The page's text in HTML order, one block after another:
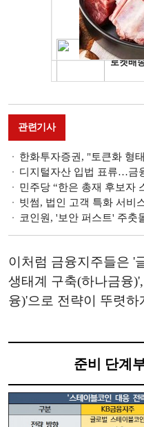
관련기사
한화투자증권, "토큰화 형태 투자
디지털자산 입법 표류…금융권, 스테이블
민주당 “한은 총재 후보자 스테이
빗썸, 법인 고객 특화 서비스 전진
코인원, '보안 퍼스트' 주춧돌 스텝업
이처럼 금융지주들은 '
생태계 구축(하나금융
융)'으로 전략이 뚜렷
준비 단계